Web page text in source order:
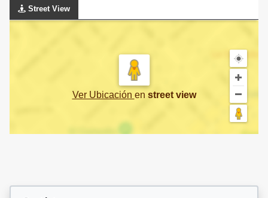
Street View
Ver Ubicación en street view